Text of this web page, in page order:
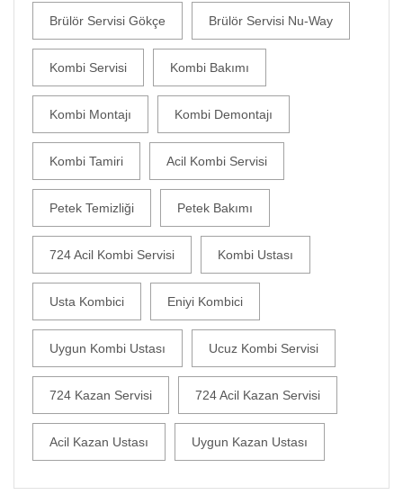
Brülör Servisi Gökçe Brülör Servisi Nu-Way
Kombi Servisi Kombi Bakımı
Kombi Montajı Kombi Demontajı
Kombi Tamiri Acil Kombi Servisi
Petek Temizliği Petek Bakımı
724 Acil Kombi Servisi Kombi Ustası
Usta Kombici Eniyi Kombici
Uygun Kombi Ustası Ucuz Kombi Servisi
724 Kazan Servisi 724 Acil Kazan Servisi
Acil Kazan Ustası Uygun Kazan Ustası